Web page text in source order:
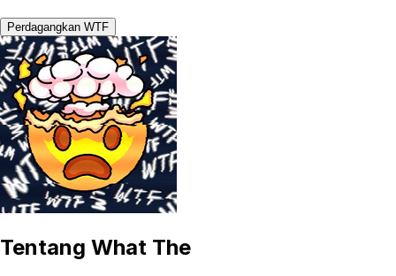
Perdagangkan WTF
Tentang What The